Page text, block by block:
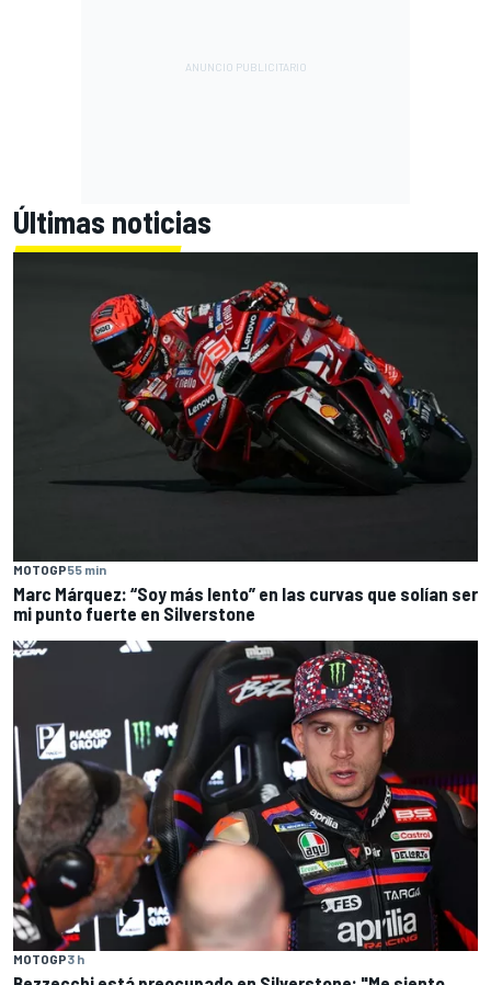
Últimas noticias
MOTOGP55 min
Marc Márquez: “Soy más lento” en las curvas que solían ser
mi punto fuerte en Silverstone
MOTOGP3 h